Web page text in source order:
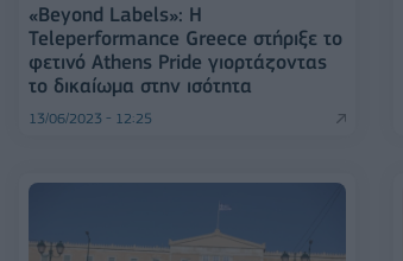
«Beyond Labels»: Η
Teleperformance Greece στήριξε το
φετινό Athens Pride γιορτάζοντας
το δικαίωμα στην ισότητα
13/06/2023 - 12:25